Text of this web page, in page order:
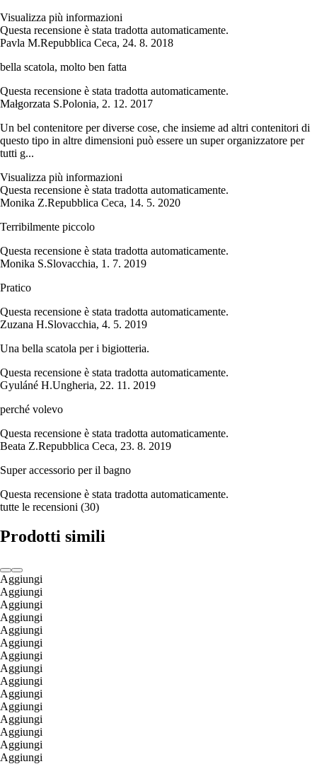
Visualizza più informazioni
Questa recensione è stata tradotta automaticamente.
Pavla M.Repubblica Ceca, 24. 8. 2018
bella scatola, molto ben fatta
Questa recensione è stata tradotta automaticamente.
Małgorzata S.Polonia, 2. 12. 2017
Un bel contenitore per diverse cose, che insieme ad altri contenitori di
questo tipo in altre dimensioni può essere un super organizzatore per
tutti g...
Visualizza più informazioni
Questa recensione è stata tradotta automaticamente.
Monika Z.Repubblica Ceca, 14. 5. 2020
Terribilmente piccolo
Questa recensione è stata tradotta automaticamente.
Monika S.Slovacchia, 1. 7. 2019
Pratico
Questa recensione è stata tradotta automaticamente.
Zuzana H.Slovacchia, 4. 5. 2019
Una bella scatola per i bigiotteria.
Questa recensione è stata tradotta automaticamente.
Gyuláné H.Ungheria, 22. 11. 2019
perché volevo
Questa recensione è stata tradotta automaticamente.
Beata Z.Repubblica Ceca, 23. 8. 2019
Super accessorio per il bagno
Questa recensione è stata tradotta automaticamente.
tutte le recensioni (30)
Prodotti simili
Aggiungi
Aggiungi
Aggiungi
Aggiungi
Aggiungi
Aggiungi
Aggiungi
Aggiungi
Aggiungi
Aggiungi
Aggiungi
Aggiungi
Aggiungi
Aggiungi
Aggiungi